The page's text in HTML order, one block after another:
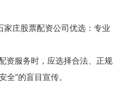
庄股票配资公司优选：专业
资服务时，应选择合法、正规
全”的盲目宣传。